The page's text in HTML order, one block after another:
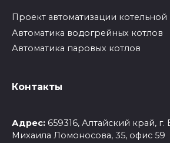
Проект автоматизации котельной
Автоматика водогрейных котлов
Автоматика паровых котлов
Контакты
Адрес: 659316, Алтайский край, г.
Михаила Ломоносова, 35, офис 59